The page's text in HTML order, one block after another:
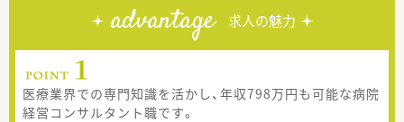
advantage 求人の魅力
医療業界での専門知識を活かし、年収798万円も可能な病院
経営コンサルタント職です。